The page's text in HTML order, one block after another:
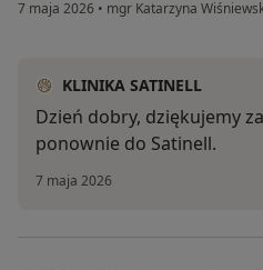
7 maja 2026 • mgr Katarzyna
KLINIKA SATINELL
Dzień dobry, dziękujemy
ponownie do Satinell.
7 maja 2026